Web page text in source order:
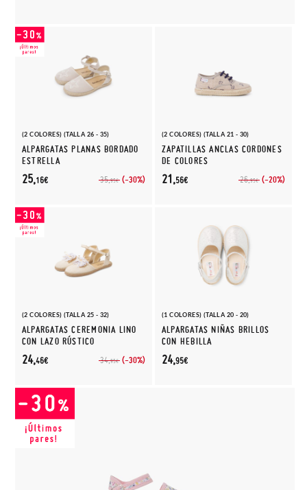
(2 COLORES) (TALLA 26 - 35)
ALPARGATAS PLANAS BORDADO
ESTRELLA
35,95€ (-30%)
25,16€
(2 COLORES) (TALLA 21 - 30)
ZAPATILLAS ANCLAS CORDONES
DE COLORES
26,95€ (-20%)
21,56€
(2 COLORES) (TALLA 25 - 32)
ALPARGATAS CEREMONIA LINO
CON LAZO RÚSTICO
34,95€ (-30%)
24,46€
(1 COLORES) (TALLA 20 - 20)
ALPARGATAS NIÑAS BRILLOS
CON HEBILLA
24,95€